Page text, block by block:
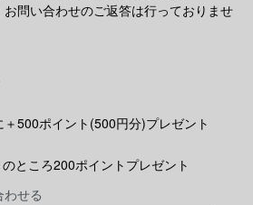
問い合わせのご返答は行っておりませ
500ポイント(500円分)プレゼント
ところ200ポイントプレゼント
せる